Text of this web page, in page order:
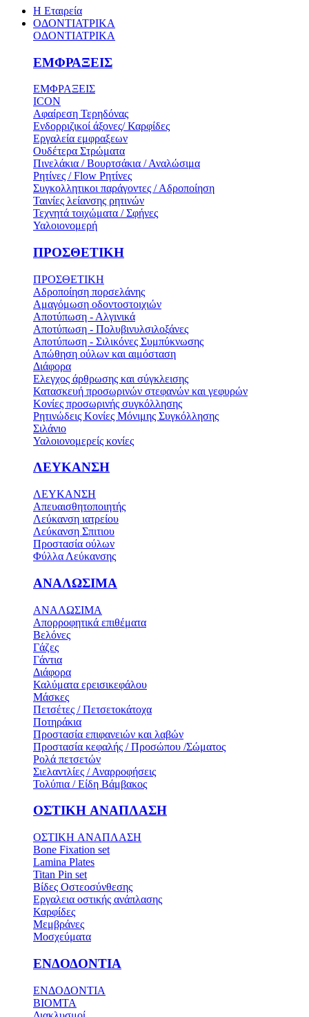
Η Εταιρεία
ΟΔΟΝΤΙΑΤΡΙΚΑ
ΟΔΟΝΤΙΑΤΡΙΚΑ
ΕΜΦΡΑΞΕΙΣ
ΕΜΦΡΑΞΕΙΣ
ICON
Αφαίρεση Τερηδόνας
Ενδορριζικοί άξονες/ Καρφίδες
Εργαλεία εμφραξεων
Ουδέτερα Στρώματα
Πινελάκια / Βουρτσάκια / Αναλώσιμα
Ρητίνες / Flow Ρητίνες
Συγκολλητικοι παράγοντες / Αδροποίηση
Ταινίες λείανσης ρητινών
Τεχνητά τοιχώματα / Σφήνες
Υαλοιονομερή
ΠΡΟΣΘΕΤΙΚΗ
ΠΡΟΣΘΕΤΙΚΗ
Αδροποίηση πορσελάνης
Αμαγόμωση οδοντοστοιχιών
Αποτύπωση - Αλγινικά
Αποτύπωση - Πολυβινυλσιλοξάνες
Αποτύπωση - Σιλικόνες Συμπύκνωσης
Απώθηση ούλων και αιμόσταση
Διάφορα
Ελεγχος άρθρωσης και σύγκλεισης
Κατασκευή προσωρινών στεφανών και γεφυρών
Κονίες προσωρινής συγκόλλησης
Ρητινώδεις Κονίες Μόνιμης Συγκόλλησης
Σιλάνιο
Υαλοιονομερείς κονίες
ΛΕΥΚΑΝΣΗ
ΛΕΥΚΑΝΣΗ
Απευαισθητοποιητής
Λεύκανση ιατρείου
Λεύκανση Σπιτιου
Προστασία ούλων
Φύλλα Λεύκανσης
ΑΝΑΛΩΣΙΜΑ
ΑΝΑΛΩΣΙΜΑ
Απορροφητικά επιθέματα
Βελόνες
Γάζες
Γάντια
Διάφορα
Καλύματα ερεισικεφάλου
Μάσκες
Πετσέτες / Πετσετοκάτοχα
Ποτηράκια
Προστασία επιφανειών και λαβών
Προστασία κεφαλής / Προσώπου /Σώματος
Ρολά πετσετών
Σιελαντλίες / Αναρροφήσεις
Τολύπια / Είδη Βάμβακος
ΟΣΤΙΚH ΑΝΑΠΛΑΣH
ΟΣΤΙΚH ΑΝΑΠΛΑΣH
Bone Fixation set
Lamina Plates
Titan Pin set
Βίδες Οστεοσύνθεσης
Εργαλεια οστικής ανάπλασης
Καρφίδες
Μεμβράνες
Μοσχεύματα
ΕΝΔΟΔΟΝΤΙΑ
ΕΝΔΟΔΟΝΤΙΑ
BIOMTA